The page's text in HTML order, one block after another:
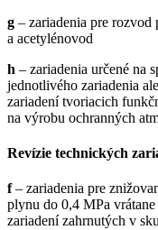
g – zariadenia pre
a acetylénovod
h – zariadenia určené na
jednotlivého zariadenia
zariadení tvoriacich
na výrobu ochranných
Revízie technických
f– zariadenia pre
plynu do 0,4 MPa
zariadení zahrnutých v